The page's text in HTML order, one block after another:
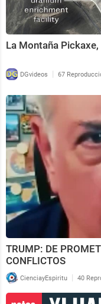
La Montaña
DGvideos | 67
TRUMP: DE
CONFLICTOS
CienciayEspiritu | 40